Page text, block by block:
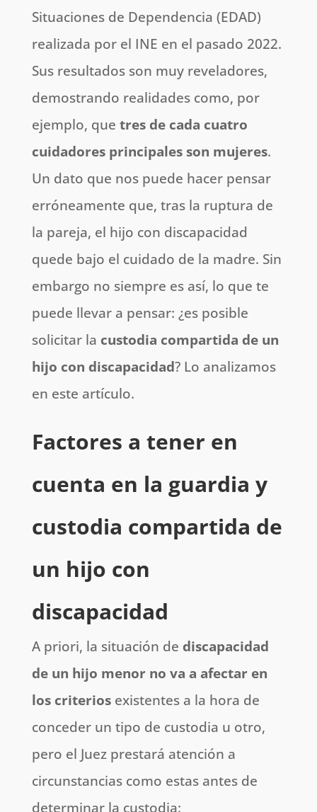
Situaciones de Dependencia (EDAD)
realizada por el INE en el pasado 2022.
Sus resultados son muy reveladores,
demostrando realidades como, por
ejemplo, que tres de cada cuatro
cuidadores principales son mujeres.
Un dato que nos puede hacer pensar
erróneamente que, tras la ruptura de
la pareja, el hijo con discapacidad
quede bajo el cuidado de la madre. Sin
embargo no siempre es así, lo que te
puede llevar a pensar: ¿es posible
solicitar la custodia compartida de un
hijo con discapacidad? Lo analizamos
en este artículo.
Factores a tener en
cuenta en la guardia y
custodia compartida de
un hijo con
discapacidad
A priori, la situación de discapacidad
de un hijo menor no va a afectar en
los criteriosexistentes a la hora de
conceder un tipo de custodia u otro,
pero el Juez prestará atención a
circunstancias como estas antes de
determinar la custodia: